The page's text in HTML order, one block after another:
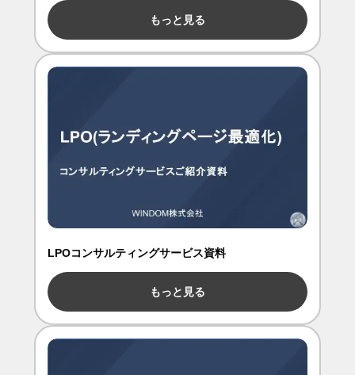
もっと見る
LPOコンサルティングサービス資料
もっと見る